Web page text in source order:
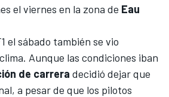
el viernes en la zona de Eau
el sábado también se vio
Aunque las condiciones iban
de carrera decidió dejar que
a pesar de que los pilotos